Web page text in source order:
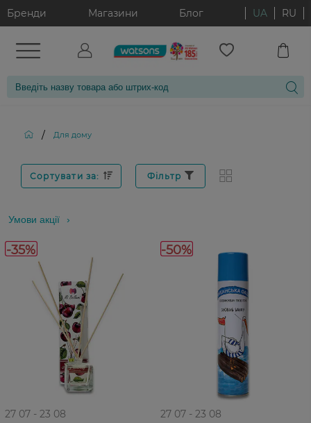
Бренди Магазини Блог UA RU
/ Для дому
Сортувати за: Фільтр
Умови акції
-35%
27 07 - 23 08
-50%
27 07 - 23 08